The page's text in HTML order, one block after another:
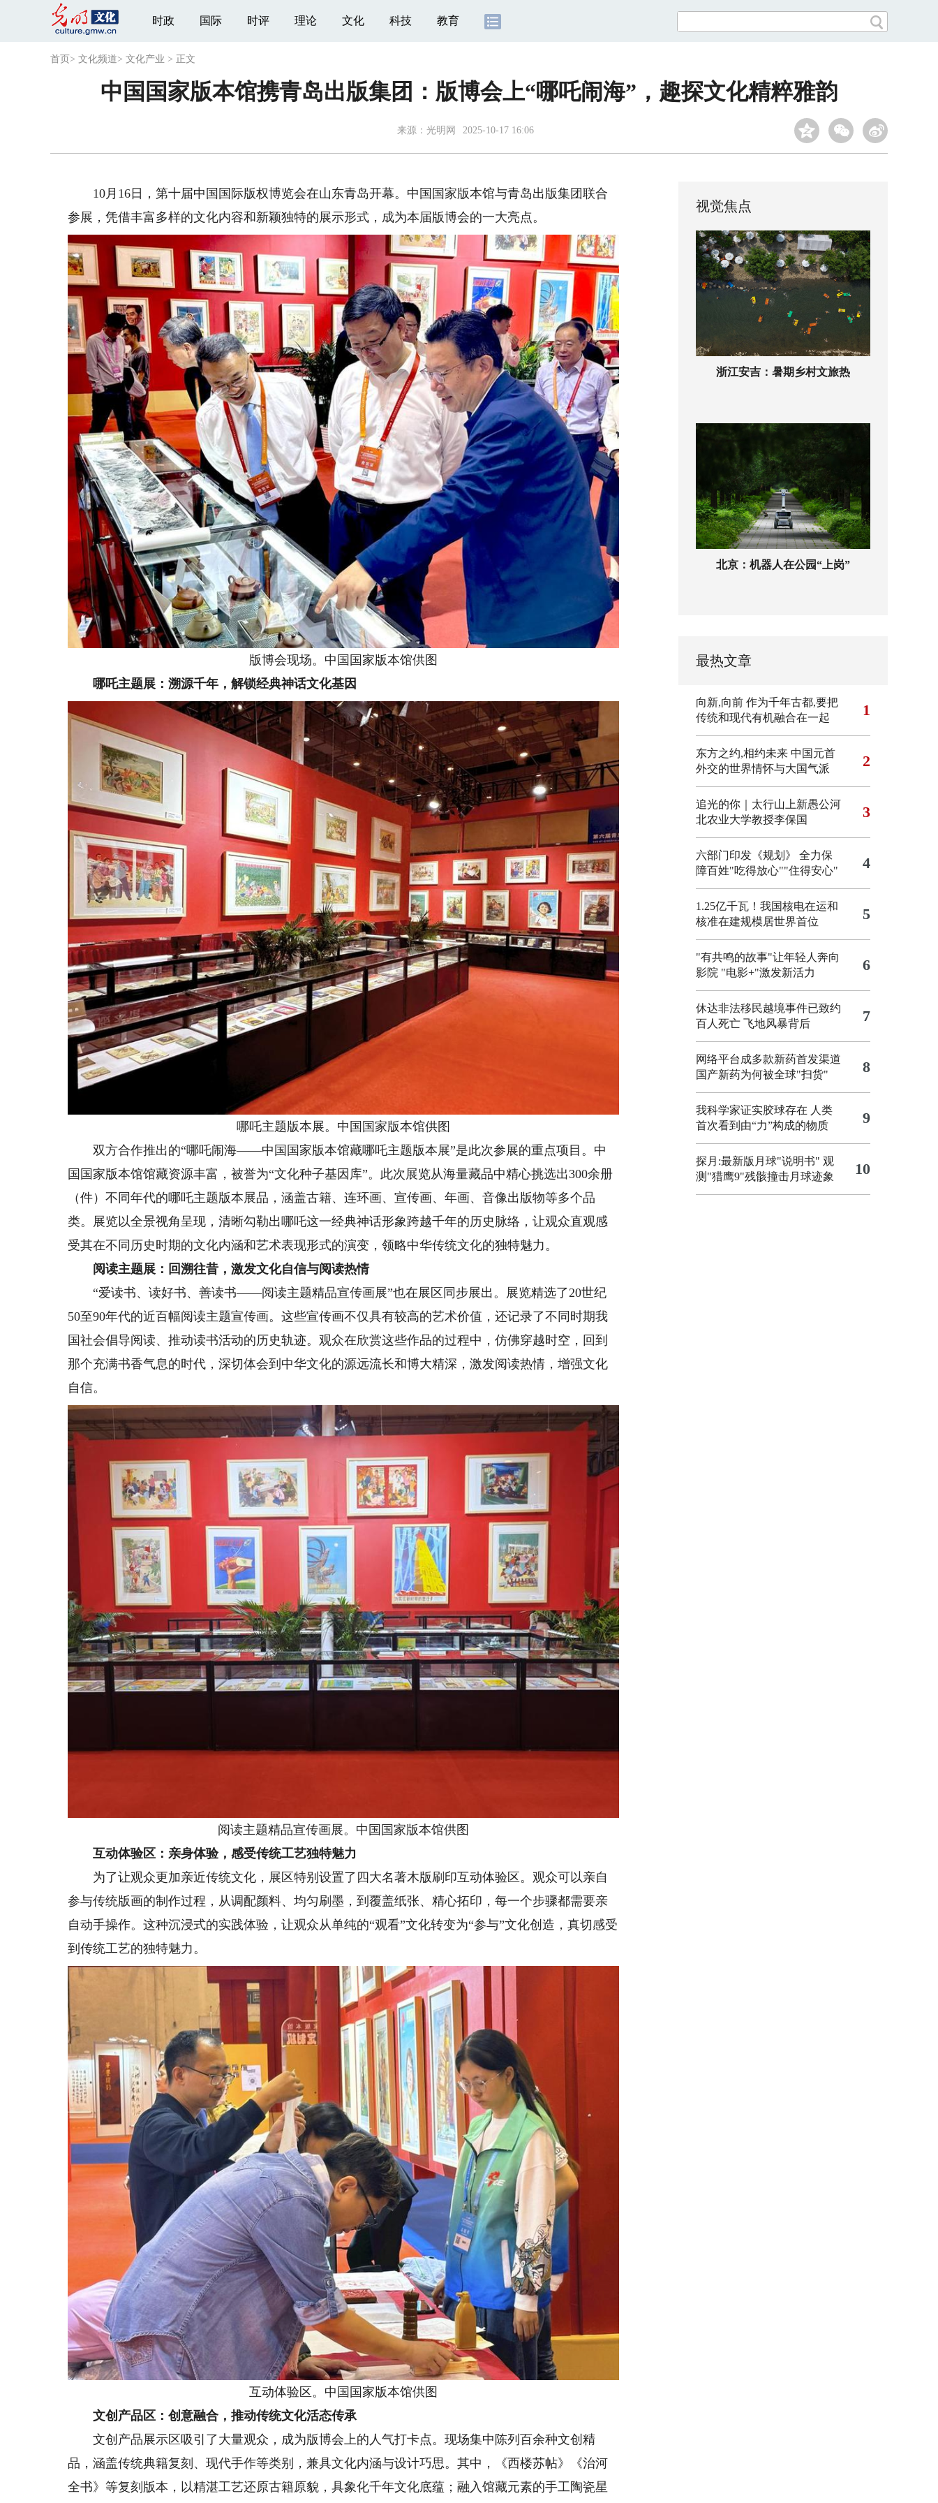
时政 国际 时评 理论 文化 科技 教育
首页 > 文化频道> 文化产业 > 正文
中国国家版本馆携青岛出版集团：版博会上“哪吒闹海”，趣探文化精粹雅韵
来源： 光明网 2025-10-17 16:06
10月16日，第十届中国国际版权博览会在山东青岛开幕。中国国家版本馆与青岛出版集团联合
参展，凭借丰富多样的文化内容和新颖独特的展示形式，成为本届版博会的一大亮点。
版博会现场。中国国家版本馆供图
哪吒主题展：溯源千年，解锁经典神话文化基因
哪吒主题版本展。中国国家版本馆供图
双方合作推出的“哪吒闹海——中国国家版本馆藏哪吒主题版本展”是此次参展的重点项目。中
国国家版本馆馆藏资源丰富，被誉为“文化种子基因库”。此次展览从海量藏品中精心挑选出300余册
（件）不同年代的哪吒主题版本展品，涵盖古籍、连环画、宣传画、年画、音像出版物等多个品
类。展览以全景视角呈现，清晰勾勒出哪吒这一经典神话形象跨越千年的历史脉络，让观众直观感
受其在不同历史时期的文化内涵和艺术表现形式的演变，领略中华传统文化的独特魅力。
阅读主题展：回溯往昔，激发文化自信与阅读热情
“爱读书、读好书、善读书——阅读主题精品宣传画展”也在展区同步展出。展览精选了20世纪
50至90年代的近百幅阅读主题宣传画。这些宣传画不仅具有较高的艺术价值，还记录了不同时期我
国社会倡导阅读、推动读书活动的历史轨迹。观众在欣赏这些作品的过程中，仿佛穿越时空，回到
那个充满书香气息的时代，深切体会到中华文化的源远流长和博大精深，激发阅读热情，增强文化
自信。
阅读主题精品宣传画展。中国国家版本馆供图
互动体验区：亲身体验，感受传统工艺独特魅力
为了让观众更加亲近传统文化，展区特别设置了四大名著木版刷印互动体验区。观众可以亲自
参与传统版画的制作过程，从调配颜料、均匀刷墨，到覆盖纸张、精心拓印，每一个步骤都需要亲
自动手操作。这种沉浸式的实践体验，让观众从单纯的“观看”文化转变为“参与”文化创造，真切感受
到传统工艺的独特魅力。
互动体验区。中国国家版本馆供图
文创产品区：创意融合，推动传统文化活态传承
文创产品展示区吸引了大量观众，成为版博会上的人气打卡点。现场集中陈列百余种文创精
品，涵盖传统典籍复刻、现代手作等类别，兼具文化内涵与设计巧思。其中，《西楼苏帖》《治河
全书》等复刻版本，以精湛工艺还原古籍原貌，具象化千年文化底蕴；融入馆藏元素的手工陶瓷星
视觉焦点
浙江安吉：暑期乡村文旅热
北京：机器人在公园“上岗”
最热文章
向新,向前 作为千年古都,要把
传统和现代有机融合在一起
1
东方之约,相约未来 中国元首
外交的世界情怀与大国气派
2
追光的你｜太行山上新愚公河
北农业大学教授李保国
3
六部门印发《规划》 全力保
障百姓"吃得放心""住得安心"
4
1.25亿千瓦！我国核电在运和
核准在建规模居世界首位
5
"有共鸣的故事"让年轻人奔向
影院 "电影+"激发新活力 6
休达非法移民越境事件已致约
百人死亡 飞地风暴背后 7
网络平台成多款新药首发渠道
国产新药为何被全球"扫货"
8
我科学家证实胶球存在 人类
首次看到由“力”构成的物质
9
探月:最新版月球"说明书" 观
测"猎鹰9"残骸撞击月球迹象
10